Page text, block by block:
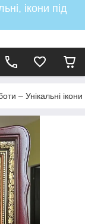
ікони під
– Унікальні